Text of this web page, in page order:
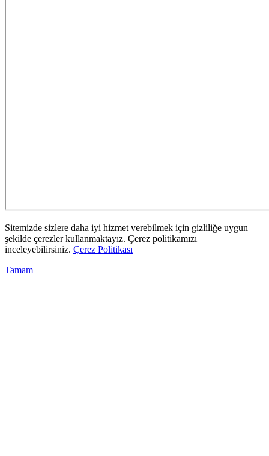
Sitemizde sizlere daha iyi hizmet verebilmek için gizliliğe uygun
şekilde çerezler kullanmaktayız. Çerez politikamızı
inceleyebilirsiniz. Çerez Politikası
Tamam